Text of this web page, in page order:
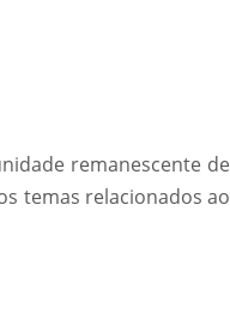
remanescente de
temas relacionados ao